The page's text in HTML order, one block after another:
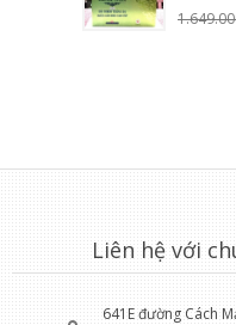
Liên hệ với
641E đường Cách